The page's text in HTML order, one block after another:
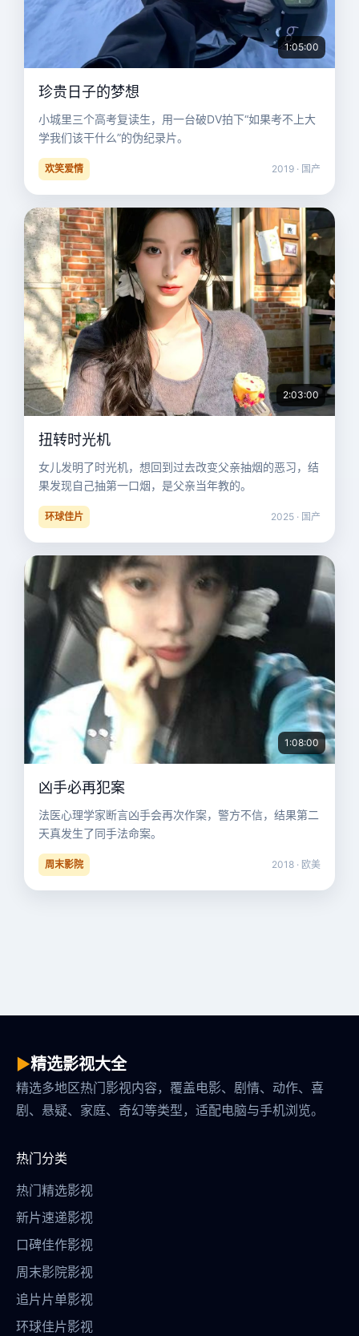
1:05:00
珍贵日子的梦想
小城里三个高考复读生，用一台破DV拍下“如果考不上大
学我们该干什么”的伪纪录片。
欢笑爱情 2019 · 国产
2:03:00
扭转时光机
女儿发明了时光机，想回到过去改变父亲抽烟的恶习，结
果发现自己抽第一口烟，是父亲当年教的。
环球佳片 2025 · 国产
1:08:00
凶手必再犯案
法医心理学家断言凶手会再次作案，警方不信，结果第二
天真发生了同手法命案。
周末影院 2018 · 欧美
▶精选影视大全
精选多地区热门影视内容，覆盖电影、剧情、动作、喜
剧、悬疑、家庭、奇幻等类型，适配电脑与手机浏览。
热门分类
热门精选影视
新片速递影视
口碑佳作影视
周末影院影视
追片片单影视
环球佳片影视